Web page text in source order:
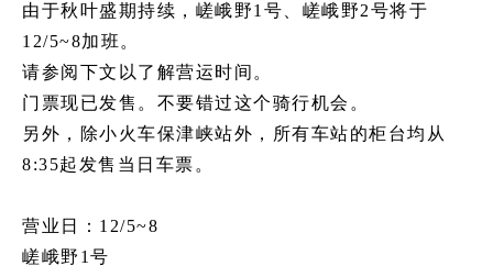
关于嵯峨野游览小火车
什么是嵯峨野游览小火车
各季节的享受方式
常见问题
公告
由于秋叶盛期持续，嵯峨野1号、嵯峨野2号将于
12/5~8加班。
请参阅下文以了解营运时间。
门票现已发售。不要错过这个骑行机会。
另外，除小火车保津峡站外，所有车站的柜台均从
8:35起发售当日车票。
营业日：12/5~8
嵯峨野1号